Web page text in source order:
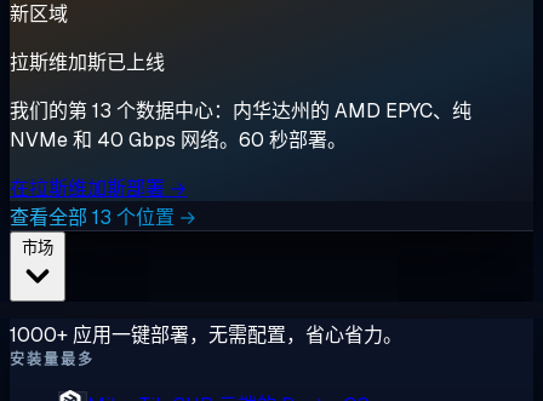
新区域
拉斯维加斯已上线
我们的第 13 个数据中心：内华达州的 AMD EPYC、纯
NVMe 和 40 Gbps 网络。60 秒部署。
在拉斯维加斯部署 →
查看全部 13 个位置 →
1000+ 应用一键部署，无需配置，省心省力。
安装量最多